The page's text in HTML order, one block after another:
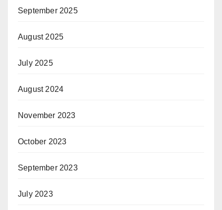
September 2025
August 2025
July 2025
August 2024
November 2023
October 2023
September 2023
July 2023